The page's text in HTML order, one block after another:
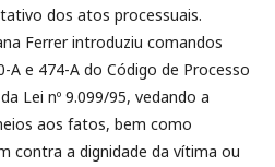
dos atos processuais.
Ferrer introduziu comandos
e 474-A do Código de Processo
Lei nº 9.099/95, vedando a
aos fatos, bem como
contra a dignidade da vítima ou